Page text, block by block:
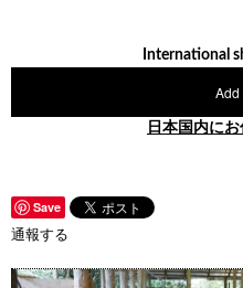
International
Add
日本国内に
Save
通報する